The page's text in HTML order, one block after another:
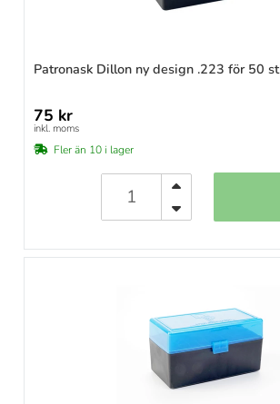
Patronask Dillon ny design .223 för 50 st
75 kr
inkl. moms
Fler än 10 i lager